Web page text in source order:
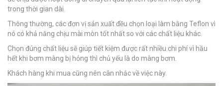
trong thời gian dài.
Thông thường, các đơn vị sản xuất đều chọn loại làm bằng Teflon vì
nó có khả năng chịu mài mòn tốt nhất so với các chất liệu khác.
Chọn đúng chất liệu sẽ giúp tiết kiệm được rất nhiều chi phí vì hầu
hết khi bơm màng bị hỏng thì chủ yếu là do màng bơm.
Khách hàng khi mua cũng nên cân nhắc về việc này.